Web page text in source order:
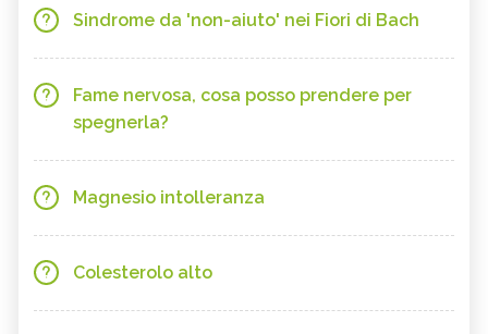
Sindrome da 'non-aiuto' nei Fiori di Bach
Fame nervosa, cosa posso prendere per
spegnerla?
Magnesio intolleranza
Colesterolo alto